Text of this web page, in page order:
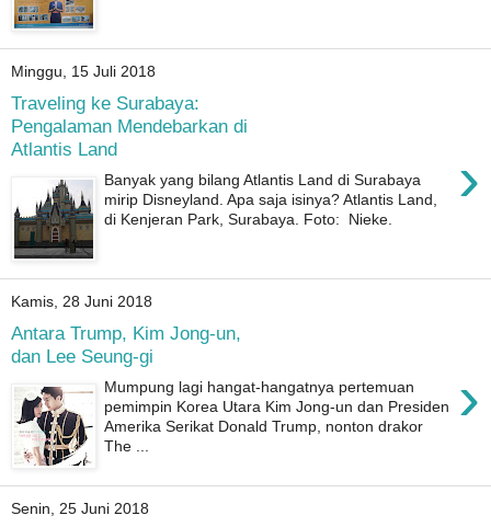
Minggu, 15 Juli 2018
Traveling ke Surabaya:
Pengalaman Mendebarkan di
Atlantis Land
›
Banyak yang bilang Atlantis Land di Surabaya
mirip Disneyland. Apa saja isinya? Atlantis Land,
di Kenjeran Park, Surabaya. Foto: Nieke.
Kamis, 28 Juni 2018
Antara Trump, Kim Jong-un,
dan Lee Seung-gi
›
Mumpung lagi hangat-hangatnya pertemuan
pemimpin Korea Utara Kim Jong-un dan Presiden
Amerika Serikat Donald Trump, nonton drakor
The ...
Senin, 25 Juni 2018